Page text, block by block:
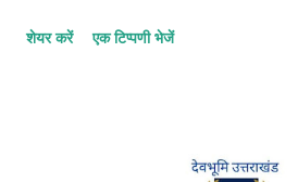
शासक सुदर्शन शाह को दे दिया। जहां सुदर्शन शाह ने
को देखते हुए 1815 में कुमाऊं पर गैर-विनियमित
शेयर करें एक टिप्पणी भेजें